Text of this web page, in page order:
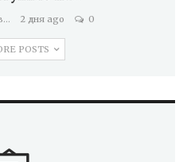
Шолпан Сабанова 2 дня ago 0
POSTS